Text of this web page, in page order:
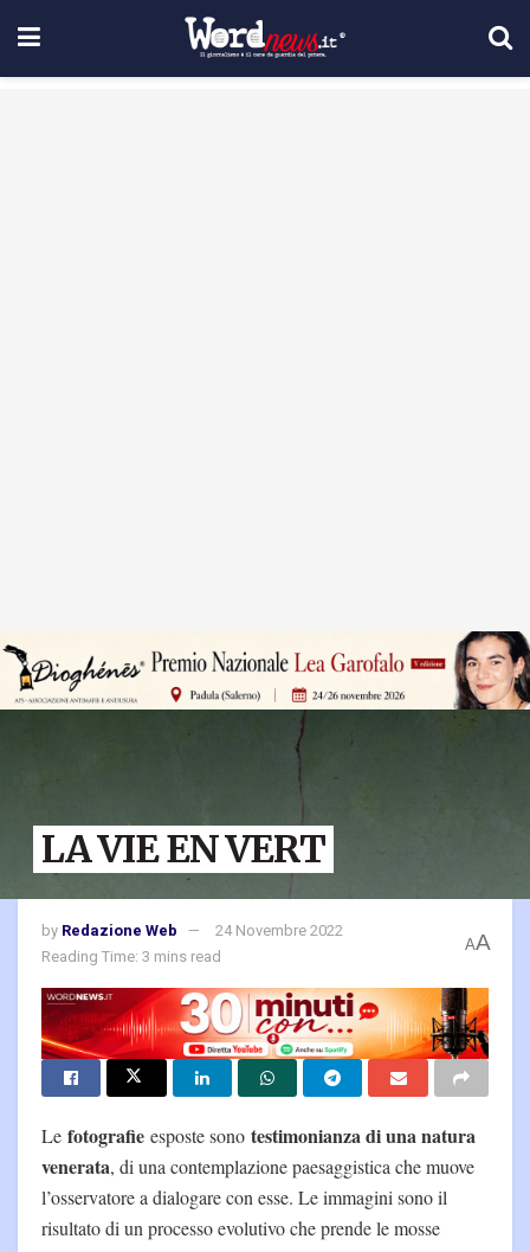
LA VIE EN VERT
by Redazione Web
24 Novembre 2022
Reading Time: 3 mins read
AA
Le fotografie esposte sono testimonianza di una natura
venerata, di una contemplazione paesaggistica che muove
l’osservatore a dialogare con esse. Le immagini sono il
risultato di un processo evolutivo che prende le mosse